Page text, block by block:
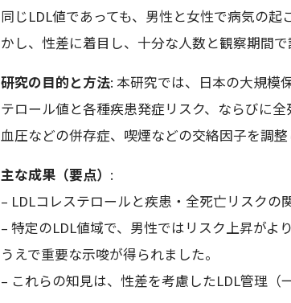
同じLDL値であっても、男性と女性で病気の
かし、性差に着目し、十分な人数と観察期間
研究の目的と方法: 本研究では、日本の大規模
テロール値と各種疾患発症リスク、ならびに
血圧などの併存症、喫煙などの交絡因子を調
主な成果（要点） :
– LDLコレステロールと疾患・全死亡リスクの
– 特定のLDL値域で、男性ではリスク上昇が
うえで重要な示唆が得られました。
– これらの知見は、性差を考慮したLDL管理（